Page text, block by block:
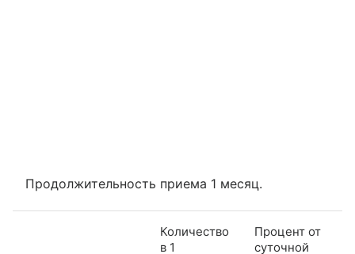
Продолжительность приема 1 месяц.
Количество
в 1
Процент от
суточной